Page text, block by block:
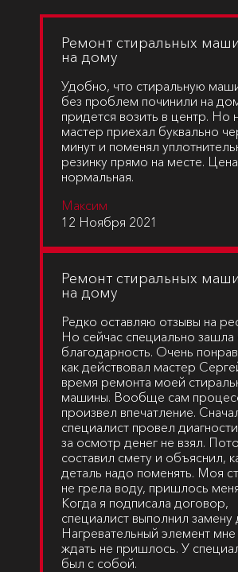
Ремонт стиральных
на дому
Удобно, что стиральную
без проблем починили на
придется возить в центр. Но
мастер приехал буквально
минут и поменял
резинку прямо на месте. Цена
нормальная.
Максим
12 Ноября 2021
Ремонт стиральных
на дому
Редко оставляю отзывы на
Но сейчас специально зашла
благодарность. Очень
как действовал мастер
время ремонта моей
машины. Вообще сам
произвел впечатление.
специалист провел
за осмотр денег не взял.
составил смету и объяснил,
деталь надо поменять. Моя
не грела воду, пришлось
Когда я подписала договор,
специалист выполнил замену
Нагревательный элемент
ждать не пришлось. У
был с собой.